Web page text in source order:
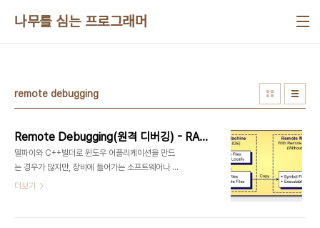
나무를 심는 프로그래머
remote debugging
Remote Debugging(원격 디버깅) - RAD Studio(Delphi, C++Builder)
델파이와 C++빌더로 윈도우 어플리케이션을 만드
는 경우가 많지만, 장비에 들어가는 소프트웨어나 로
봇에 들어가는 펌웨어, 소프트웨어를 만드는 경우도
더보기